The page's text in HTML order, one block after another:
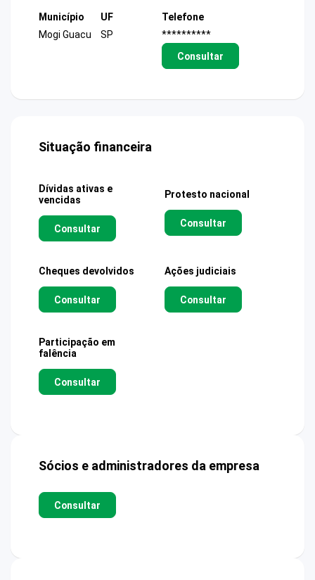
Município
Mogi Guacu
UF
SP
Telefone
**********
Consultar
Situação financeira
Dívidas ativas e
vencidas
Consultar
Protesto nacional
Consultar
Cheques devolvidos
Consultar
Ações judiciais
Consultar
Participação em
falência
Consultar
Sócios e administradores da empresa
Consultar